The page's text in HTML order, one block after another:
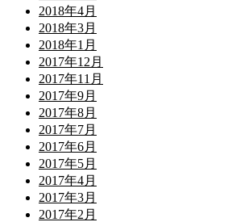
2018年4月
2018年3月
2018年1月
2017年12月
2017年11月
2017年9月
2017年8月
2017年7月
2017年6月
2017年5月
2017年4月
2017年3月
2017年2月